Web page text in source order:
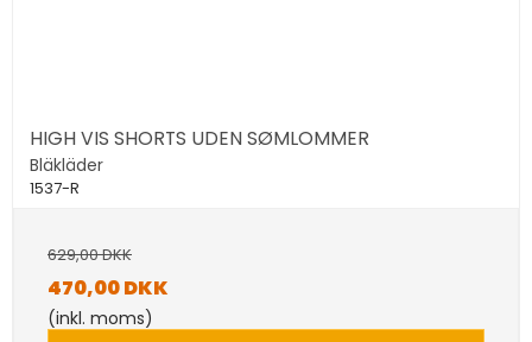
HIGH VIS SHORTS UDEN SØMLOMMER
Bläkläder
1537-R
629,00 DKK
470,00 DKK
(inkl. moms)